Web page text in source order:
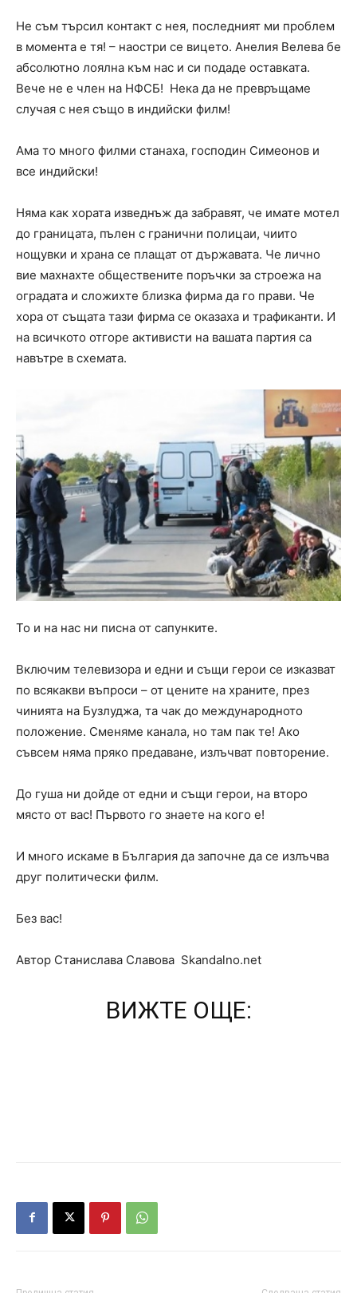
Не съм търсил контакт с нея, последният ми проблем
в момента е тя! – наостри се вицето. Анелия Велева бе
абсолютно лоялна към нас и си подаде оставката.
Вече не е член на НФСБ! Нека да не превръщаме
случая с нея също в индийски филм!
Ама то много филми станаха, господин Симеонов и
все индийски!
Няма как хората изведнъж да забравят, че имате мотел
до границата, пълен с гранични полицаи, чиито
нощувки и храна се плащат от държавата. Че лично
вие махнахте обществените поръчки за строежа на
оградата и сложихте близка фирма да го прави. Че
хора от същата тази фирма се оказаха и трафиканти. И
на всичкото отгоре активисти на вашата партия са
навътре в схемата.
То и на нас ни писна от сапунките.
Включим телевизора и едни и същи герои се изказват
по всякакви въпроси – от цените на храните, през
чинията на Бузлуджа, та чак до международното
положение. Сменяме канала, но там пак те! Ако
съвсем няма пряко предаване, излъчват повторение.
До гуша ни дойде от едни и същи герои, на второ
място от вас! Първото го знаете на кого е!
И много искаме в България да започне да се излъчва
друг политически филм.
Без вас!
Автор Станислава Славова Skandalno.net
ВИЖТЕ ОЩЕ: